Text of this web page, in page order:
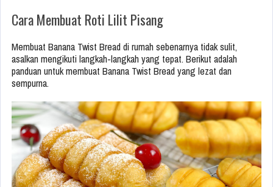
Cara Membuat Roti Lilit Pisang
Membuat Banana Twist Bread di rumah sebenarnya tidak sulit,
asalkan mengikuti langkah-langkah yang tepat. Berikut adalah
panduan untuk membuat Banana Twist Bread yang lezat dan
sempurna.